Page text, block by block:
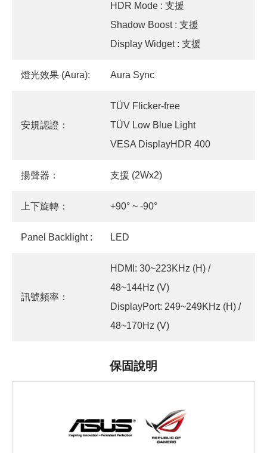
HDR Mode : 支援
Shadow Boost : 支援
Display Widget : 支援
燈光效果 (Aura): Aura Sync
安規認證：
TÜV Flicker-free
TÜV Low Blue Light
VESA DisplayHDR 400
揚聲器： 支援 (2Wx2)
上下旋轉： +90° ~ -90°
Panel Backlight : LED
訊號頻率：
HDMI: 30~223KHz (H) /
48~144Hz (V)
DisplayPort: 249~249KHz (H) /
48~170Hz (V)
保固說明